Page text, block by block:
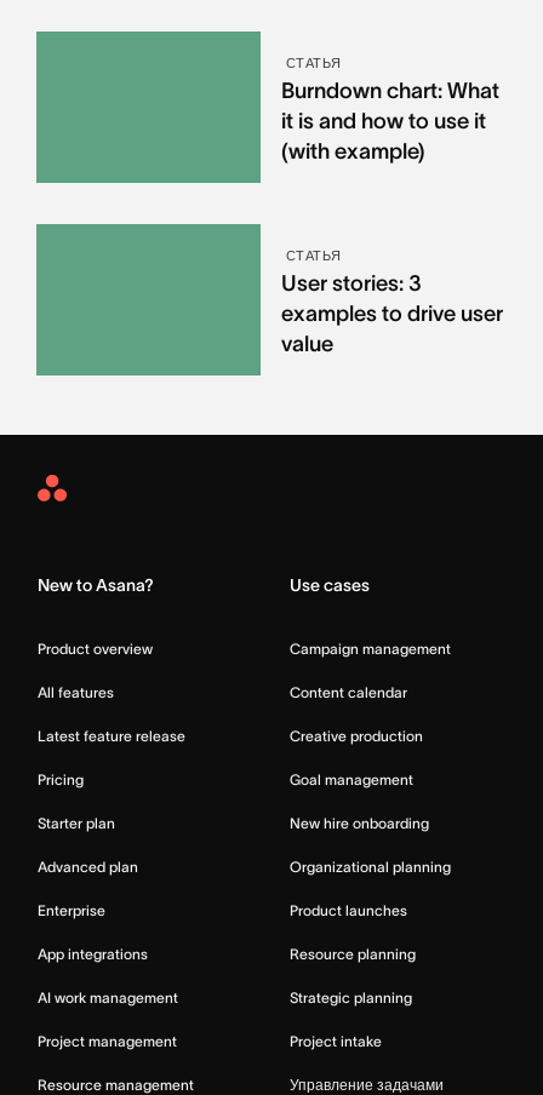
СТАТЬЯ
Burndown chart: What
it is and how to use it
(with example)
СТАТЬЯ
User stories: 3
examples to drive user
value
Asana
New to Asana?
Product overview
All features
Latest feature release
Pricing
Starter plan
Advanced plan
Enterprise
App integrations
AI work management
Project management
Resource management
Use cases
Campaign management
Content calendar
Creative production
Goal management
New hire onboarding
Organizational planning
Product launches
Resource planning
Strategic planning
Project intake
Управление задачами